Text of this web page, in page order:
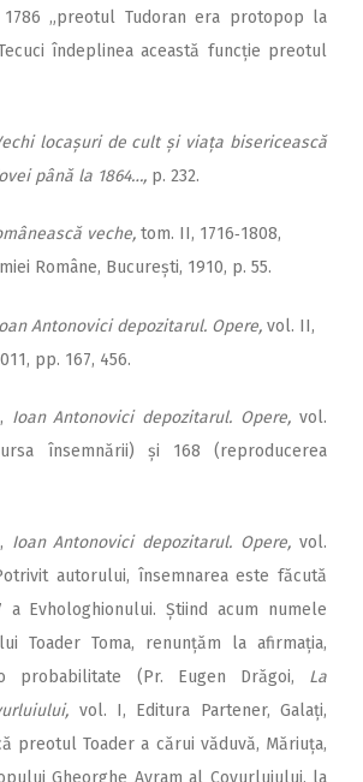
„preotul Tudoran era protopop la
îndeplinea această funcție preotul
locașuri de cult și viața bisericească
până la 1864…, p. 232.
veche, tom. II, 1716‑1808,
Române, București, 1910, p. 55.
Antonovici depozitarul. Opere, vol. II,
pp. 167, 456.
Ioan Antonovici depozitarul. Opere,vol.
însemnării) și 168 (reproducerea
Ioan Antonovici depozitarul. Opere,vol.
autorului, însemnarea este făcută
a Evhologhionului. Știind acum numele
Toader Toma, renunțăm la afirmația,
probabilitate (Pr. Eugen Drăgoi, La
vol. I, Editura Partener, Galați,
preotul Toader a cărui văduvă, Măriuța,
Gheorghe Avram al Covurluiului, la